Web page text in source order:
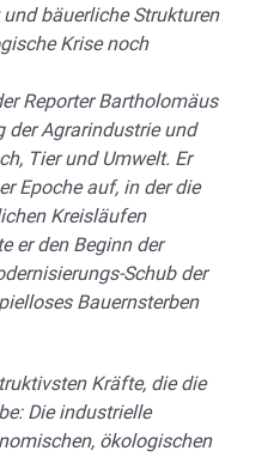
bäuerliche Strukturen
Krise noch
Reporter Bartholomäus
der Agrarindustrie und
Tier und Umwelt. Er
Epoche auf, in der die
Kreisläufen
er den Beginn der
Schub der
Bauernsterben
Kräfte, die die
Die industrielle
ökologischen